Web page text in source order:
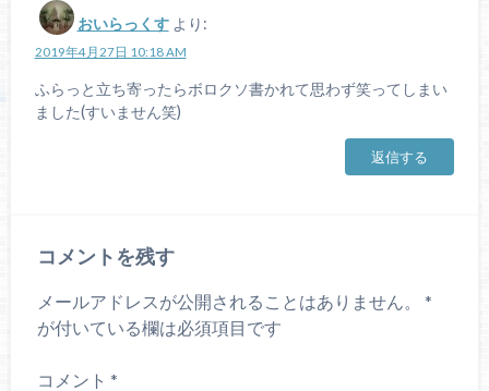
おいらっくす より:
2019年4月27日 10:18 AM
ふらっと立ち寄ったらボロクソ書かれて思わず笑ってしまい
ました(すいません笑)
返信する
コメントを残す
メールアドレスが公開されることはありません。
*
が付いている欄は必須項目です
コメント *